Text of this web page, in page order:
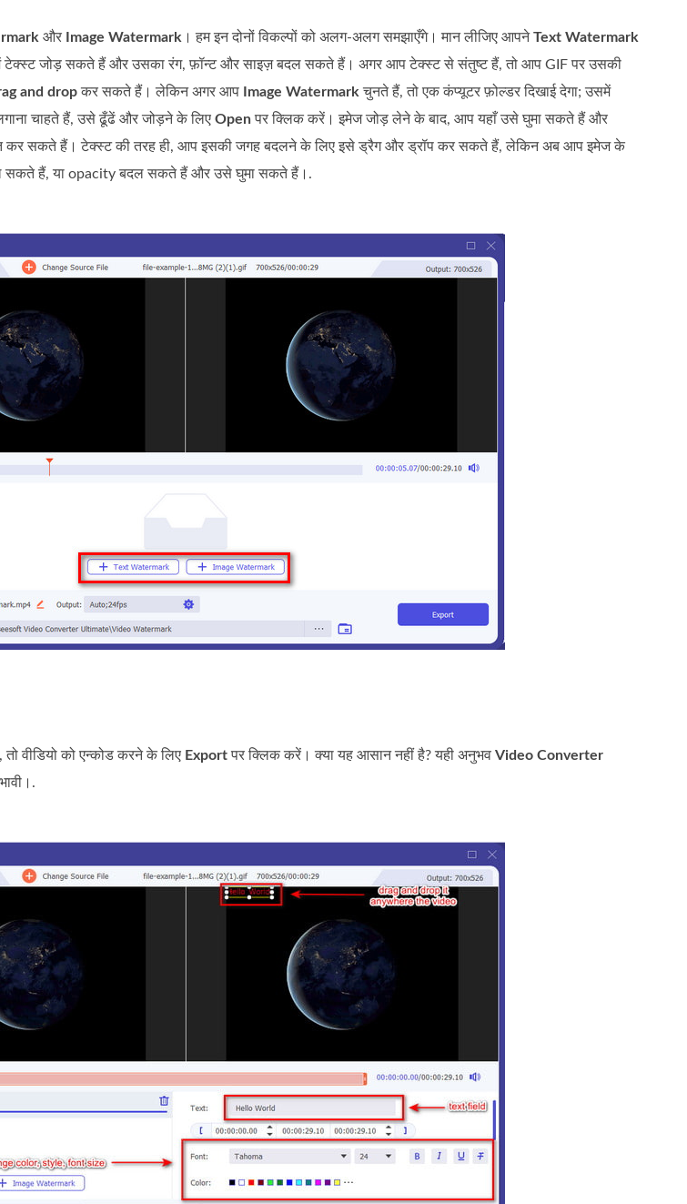
और Image Watermark । हम इन दोनों विकल्पों को अलग‑अलग समझाएँगे। मान लीजिए आपनेText Watermark
टेक्स्ट जोड़ सकते हैं और उसका रंग, फ़ॉन्ट और साइज़ बदल सकते हैं। अगर आप टेक्स्ट से संतुष्ट हैं, तो आप GIF पर उसकी
and dropकर सकते हैं। लेकिन अगर आप Image Watermark चुनते हैं, तो एक कंप्यूटर फ़ोल्डर दिखाई देगा; उसमें
चाहते हैं, उसे ढूँढें और जोड़ने के लिए Openपर क्लिक करें। इमेज जोड़ लेने के बाद, आप यहाँ उसे घुमा सकते हैं और
कर सकते हैं। टेक्स्ट की तरह ही, आप इसकी जगह बदलने के लिए इसे ड्रैग और ड्रॉप कर सकते हैं, लेकिन अब आप इमेज के
सकते हैं, या opacity बदल सकते हैं और उसे घुमा सकते हैं।.
वीडियो को एन्कोड करने के लिए Exportपर क्लिक करें। क्या यह आसान नहीं है? यही अनुभव Video Converter